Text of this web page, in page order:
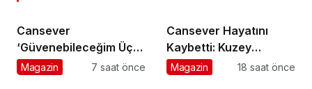
Cansever
‘Güvenebileceğim Üç
İnsandan Biri’ Demişti:
Magazin 7 saat önce
Cansever Hayatını
Kaybetti: Kuzey
Makedonya’da
Magazin 18 saat önce